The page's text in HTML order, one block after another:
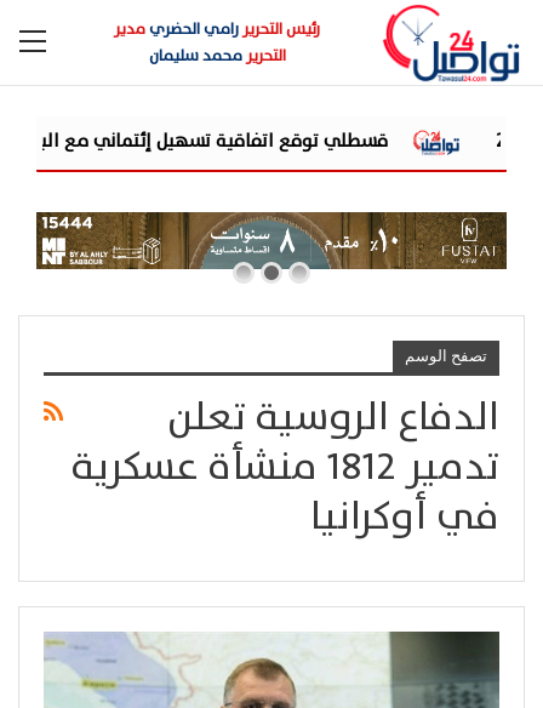
رئيس التحريررامي الحضريمدير
التحريرمحمد سليمان
قسطلي توقع اتفاقية تسهيل إئتماني مع البنك الأهلي
تصفح الوسم
الدفاع الروسية تعلن
تدمير 1812 منشأة عسكرية
في أوكرانيا